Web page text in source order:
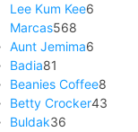
Lee Kum Kee6
Marcas568
Aunt Jemima6
Badia81
Beanies Coffee8
Betty Crocker43
Buldak36